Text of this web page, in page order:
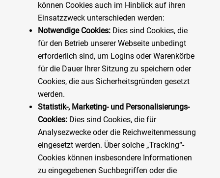
können Cookies auch im Hinblick auf ihren
Einsatzzweck unterschieden werden:
Notwendige Cookies:Dies sind Cookies, die
für den Betrieb unserer Webseite unbedingt
erforderlich sind, um Logins oder Warenkörbe
für die Dauer Ihrer Sitzung zu speichern oder
Cookies, die aus Sicherheitsgründen gesetzt
werden.
Statistik-, Marketing- und Personalisierungs-
Cookies:Dies sind Cookies, die für
Analysezwecke oder die Reichweitenmessung
eingesetzt werden. Über solche „Tracking“-
Cookies können insbesondere Informationen
zu eingegebenen Suchbegriffen oder die